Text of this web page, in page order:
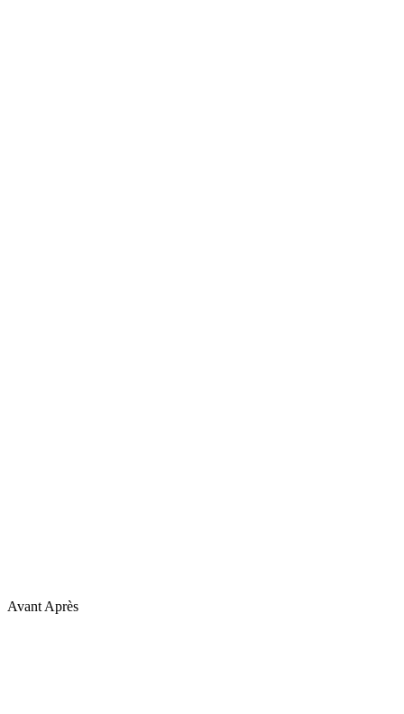
Avant Après